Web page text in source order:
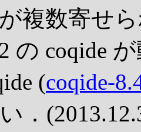
複数寄せ
の coqide
(coqide-
．